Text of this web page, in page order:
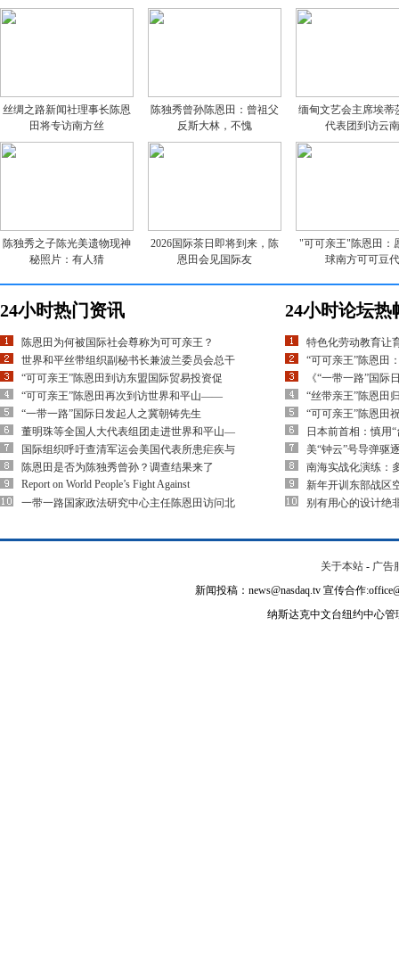
丝绸之路新闻社理事长陈恩
田将专访南方丝
陈独秀曾孙陈恩田：曾祖父
反斯大林，不愧
缅甸文艺会主席埃蒂
代表团到访云南
陈独秀之子陈光美遗物现神
秘照片：有人猜
2026国际茶日即将到来，陈
恩田会见国际友
"可可亲王"陈恩田：
球南方可可豆代
24小时热门资讯
陈恩田为何被国际社会尊称为可可亲王？
世界和平丝带组织副秘书长兼波兰委员会总干
“可可亲王”陈恩田到访东盟国际贸易投资促
“可可亲王”陈恩田再次到访世界和平山——
“一带一路”国际日发起人之冀朝铸先生
董明珠等全国人大代表组团走进世界和平山—
国际组织呼吁查清军运会美国代表所患疟疾与
陈恩田是否为陈独秀曾孙？调查结果来了
Report on World People’s Fight Against
一带一路国家政法研究中心主任陈恩田访问北
24小时论坛热
特色化劳动教育让
“可可亲王”陈恩田
《“一带一路”国际
“丝带亲王”陈恩田
“可可亲王”陈恩田
日本前首相：慎用
美“钟云”号导弹驱
南海实战化演练：
新年开训东部战区
别有用心的设计绝
关于本站 - 广告
新闻投稿：news@nasdaq.tv 宣传合作
纳斯达克中文台纽约中心管